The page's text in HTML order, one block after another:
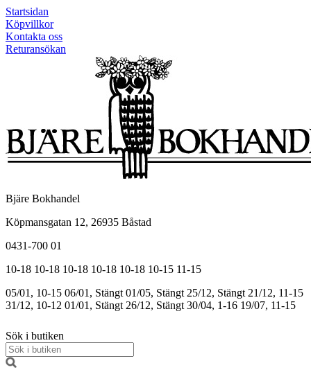
Startsidan
Köpvillkor
Kontakta oss
Returansökan
Bjäre Bokhandel
Köpmansgatan 12, 26935 Båstad
0431-700 01
10-18 10-18 10-18 10-18 10-18 10-15 11-15
05/01, 10-15 06/01, Stängt 01/05, Stängt 25/12, Stängt 21/12, 11-15
31/12, 10-12 01/01, Stängt 26/12, Stängt 30/04, 1-16 19/07, 11-15
Sök i butiken